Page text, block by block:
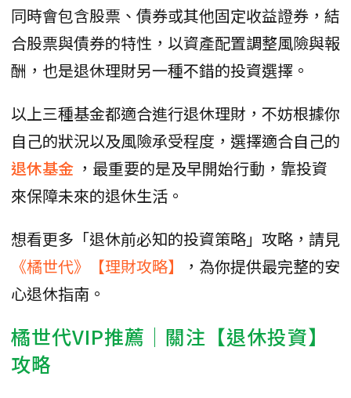
同時會包含股票、債券或其他固定收益證券，結
合股票與債券的特性，以資產配置調整風險與報
酬，也是退休理財另一種不錯的投資選擇。
以上三種基金都適合進行退休理財，不妨根據你
自己的狀況以及風險承受程度，選擇適合自己的
退休基金 ，最重要的是及早開始行動，靠投資
來保障未來的退休生活。
想看更多「退休前必知的投資策略」攻略，請見
《橘世代》【理財攻略】
，為你提供最完整的安
心退休指南。
橘世代VIP推薦│關注【退休投資】
攻略